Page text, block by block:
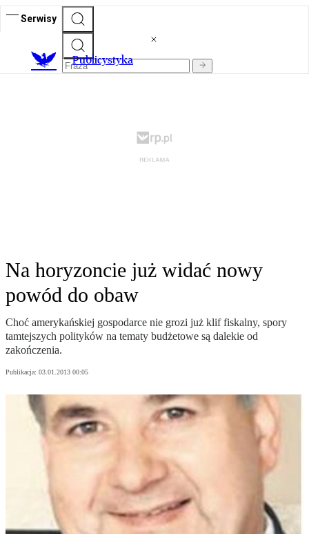
Serwisy
Publicystyka
Na horyzoncie już widać nowy
powód do obaw
Choć amerykańskiej gospodarce nie grozi już klif fiskalny, spory
tamtejszych polityków na tematy budżetowe są dalekie od
zakończenia.
Publikacja: 03.01.2013 00:05